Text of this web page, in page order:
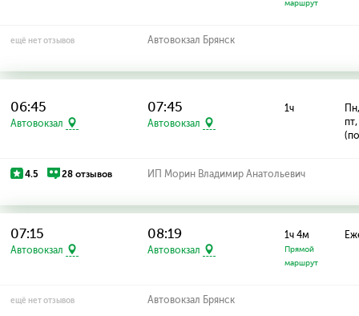
маршрут
ещё нет отзывов Автовокзал Брянск
06:45
Автовокзал
07:45
Автовокзал
1ч
4.5 28 отзывов ИП Морин Владимир Анатольевич
07:15
Автовокзал
08:19
Автовокзал
1ч 4м
Прямой
маршрут
ещё нет отзывов Автовокзал Брянск